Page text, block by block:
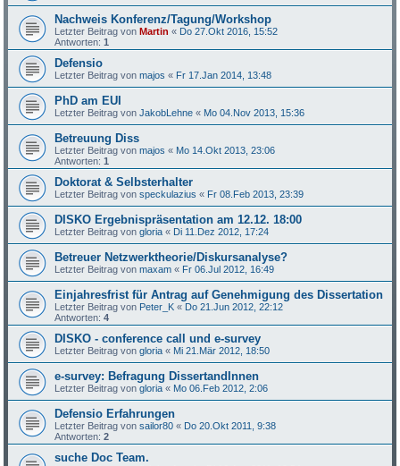
Nachweis Konferenz/Tagung/Workshop
Letzter Beitrag vonMartin « Do 27.Okt 2016, 15:52
Antworten:1
Defensio
Letzter Beitrag vonmajos « Fr 17.Jan 2014, 13:48
PhD am EUI
Letzter Beitrag vonJakobLehne « Mo 04.Nov 2013, 15:36
Betreuung Diss
Letzter Beitrag vonmajos « Mo 14.Okt 2013, 23:06
Antworten:1
Doktorat & Selbsterhalter
Letzter Beitrag vonspeckulazius « Fr 08.Feb 2013, 23:39
DISKO Ergebnispräsentation am 12.12. 18:00
Letzter Beitrag vongloria « Di 11.Dez 2012, 17:24
Betreuer Netzwerktheorie/Diskursanalyse?
Letzter Beitrag vonmaxam « Fr 06.Jul 2012, 16:49
Einjahresfrist für Antrag auf Genehmigung des Dissertation
Letzter Beitrag von Peter_K « Do 21.Jun 2012, 22:12
Antworten:4
DISKO - conference call und e-survey
Letzter Beitrag vongloria « Mi 21.Mär 2012, 18:50
e-survey: Befragung DissertandInnen
Letzter Beitrag vongloria « Mo 06.Feb 2012, 2:06
Defensio Erfahrungen
Letzter Beitrag vonsailor80 « Do 20.Okt 2011, 9:38
Antworten:2
suche Doc Team.